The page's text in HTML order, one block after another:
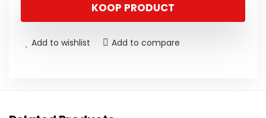
KOOP PRODUCT
Add to wishlist Add to compare